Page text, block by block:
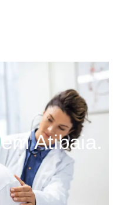
em Atibaia.